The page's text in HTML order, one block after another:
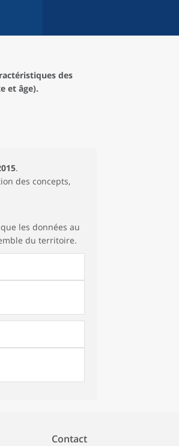
des
et âge).
.
des concepts,
les données au
du territoire.
Contact